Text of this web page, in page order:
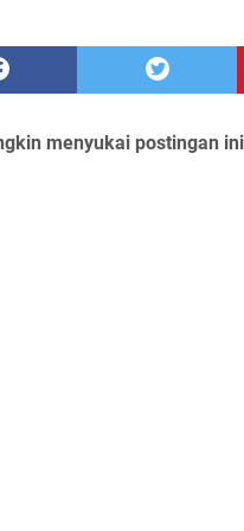
menyukai postingan